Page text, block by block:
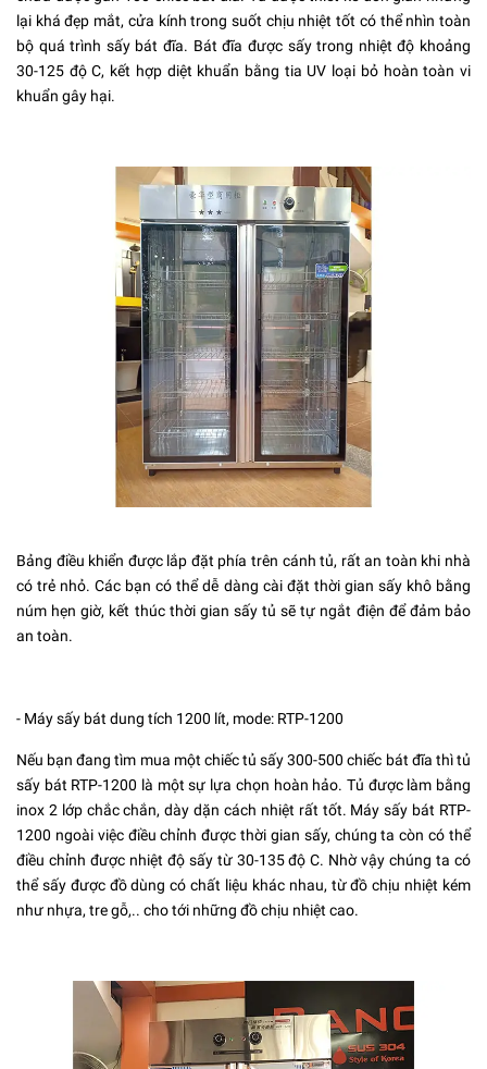
lại khá đẹp mắt, cửa kính trong suốt chịu nhiệt tốt có thể nhìn toàn
bộ quá trình sấy bát đĩa. Bát đĩa được sấy trong nhiệt độ khoảng
30-125 độ C, kết hợp diệt khuẩn bằng tia UV loại bỏ hoàn toàn vi
khuẩn gây hại.
Bảng điều khiển được lắp đặt phía trên cánh tủ, rất an toàn khi nhà
có trẻ nhỏ. Các bạn có thể dễ dàng cài đặt thời gian sấy khô bằng
núm hẹn giờ, kết thúc thời gian sấy tủ sẽ tự ngắt điện để đảm bảo
an toàn.
- Máy sấy bát dung tích 1200 lít, mode: RTP-1200
Nếu bạn đang tìm mua một chiếc tủ sấy 300-500 chiếc bát đĩa thì tủ
sấy bát RTP-1200 là một sự lựa chọn hoàn hảo. Tủ được làm bằng
inox 2 lớp chắc chắn, dày dặn cách nhiệt rất tốt. Máy sấy bát RTP-
1200 ngoài việc điều chỉnh được thời gian sấy, chúng ta còn có thể
điều chỉnh được nhiệt độ sấy từ 30-135 độ C. Nhờ vậy chúng ta có
thể sấy được đồ dùng có chất liệu khác nhau, từ đồ chịu nhiệt kém
như nhựa, tre gỗ,.. cho tới những đồ chịu nhiệt cao.